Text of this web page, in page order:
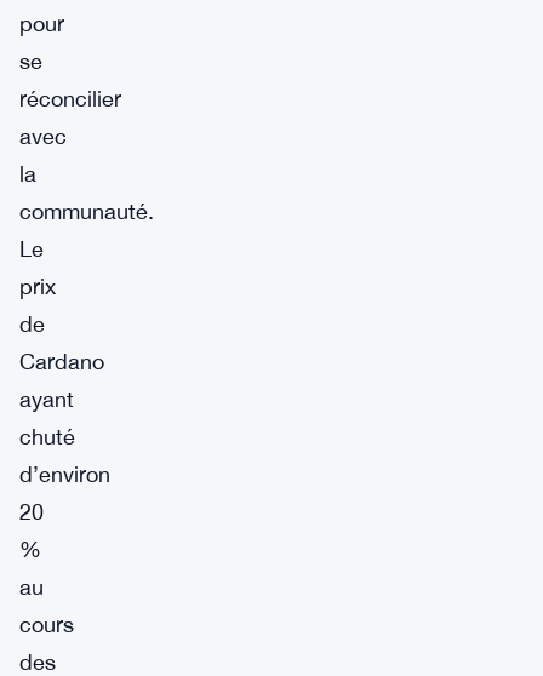
pour
se
réconcilier
avec
la
communauté.
Le
prix
de
Cardano
ayant
chuté
d’environ
20
%
au
cours
des